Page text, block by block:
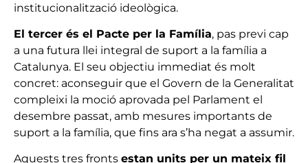
institucionalització ideològica.
El tercer és el Pacte per la Família, pas previ cap
a una futura llei integral de suport a la família a
Catalunya. El seu objectiu immediat és molt
concret: aconseguir que el Govern de la Generalitat
compleixi la moció aprovada pel Parlament el
desembre passat, amb mesures importants de
suport a la família, que fins ara s’ha negat a assumir.
Aquests tres fronts estan units per un mateix fil